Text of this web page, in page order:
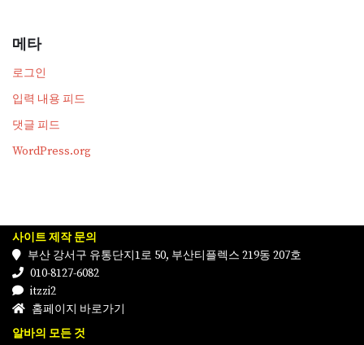
메타
로그인
입력 내용 피드
댓글 피드
WordPress.org
사이트 제작 문의
부산 강서구 유통단지1로 50, 부산티플렉스 219동 207호
010-8127-6082
itzzi2
홈페이지 바로가기
알바의 모든 것